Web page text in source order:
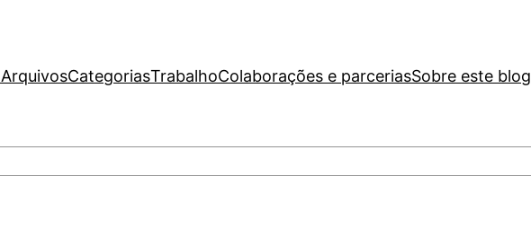
ArquivosCategoriasTrabalhoColaborações e parceriasSobre este blog